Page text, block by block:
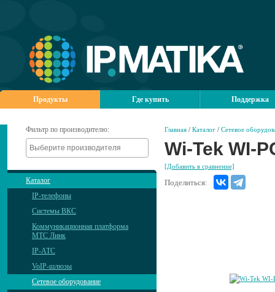
Продукты Где купить Поддержка
Фильтр по производителю:
Каталог
IP-телефоны
Системы ВКС
Коммуникационная платформа
МТС Линк
IP-АТС
VoIP-шлюзы
Сетевое оборудование
Главная / Каталог / Сетевое
Wi-Tek WI-
[Добавить в сравнение]
Поделиться: